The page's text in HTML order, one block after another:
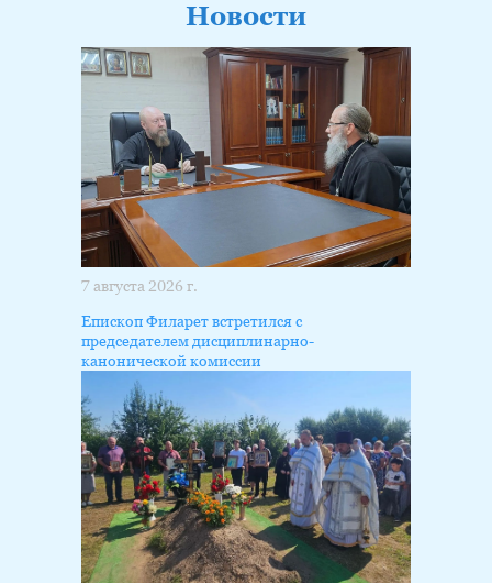
Новости
7 августа 2026 г.
Епископ Филарет встретился с
председателем дисциплинарно-
канонической комиссии